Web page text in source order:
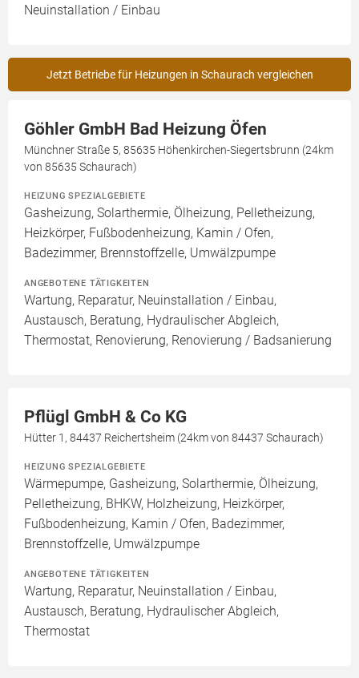
Neuinstallation / Einbau
Jetzt Betriebe für Heizungen in Schaurach vergleichen
Göhler GmbH Bad Heizung Öfen
Münchner Straße 5, 85635 Höhenkirchen-Siegertsbrunn (24km
von 85635 Schaurach)
HEIZUNG SPEZIALGEBIETE
Gasheizung, Solarthermie, Ölheizung, Pelletheizung,
Heizkörper, Fußbodenheizung, Kamin / Ofen,
Badezimmer, Brennstoffzelle, Umwälzpumpe
ANGEBOTENE TÄTIGKEITEN
Wartung, Reparatur, Neuinstallation / Einbau,
Austausch, Beratung, Hydraulischer Abgleich,
Thermostat, Renovierung, Renovierung / Badsanierung
Pflügl GmbH & Co KG
Hütter 1, 84437 Reichertsheim (24km von 84437 Schaurach)
HEIZUNG SPEZIALGEBIETE
Wärmepumpe, Gasheizung, Solarthermie, Ölheizung,
Pelletheizung, BHKW, Holzheizung, Heizkörper,
Fußbodenheizung, Kamin / Ofen, Badezimmer,
Brennstoffzelle, Umwälzpumpe
ANGEBOTENE TÄTIGKEITEN
Wartung, Reparatur, Neuinstallation / Einbau,
Austausch, Beratung, Hydraulischer Abgleich,
Thermostat